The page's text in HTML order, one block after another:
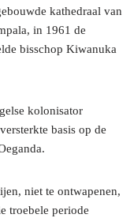
kathedraal van
in 1961 de
bisschop Kiwanuka
kolonisator
basis op de
niet te ontwapenen,
troebele periode